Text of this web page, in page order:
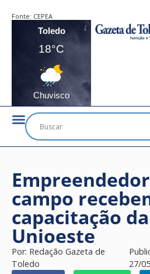
Fonte: CEPEA
Toledo
18°C
Chuvisco
campo
capacitação
Unioeste
Por: Redação Gazeta de
Toledo
27/